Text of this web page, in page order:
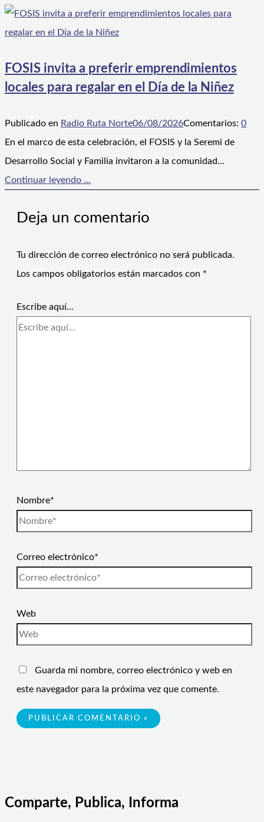
FOSIS invita a preferir emprendimientos
locales para regalar en el Día de la Niñez
Publicado en Radio Ruta Norte06/08/2026Comentarios: 0
En el marco de esta celebración, el FOSIS y la Seremi de
Desarrollo Social y Familia invitaron a la comunidad…
Continuar leyendo ...
Deja un comentario
Tu dirección de correo electrónico no será publicada.
Los campos obligatorios están marcados con *
Escribe aquí...
Nombre*
Correo electrónico*
Web
Guarda mi nombre, correo electrónico y web en
este navegador para la próxima vez que comente.
Comparte, Publica, Informa